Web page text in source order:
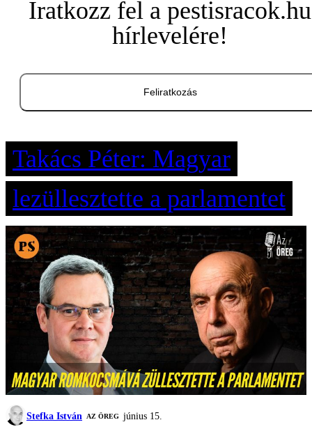
Iratkozz fel a pestisracok.hu
hírlevelére!
Feliratkozás
Takács Péter: Magyar
lezüllesztette a parlamentet
Stefka István AZ ÖREG június 15.